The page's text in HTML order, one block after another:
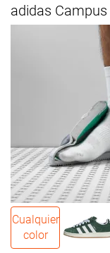
adidas Campus
Cualquier
color